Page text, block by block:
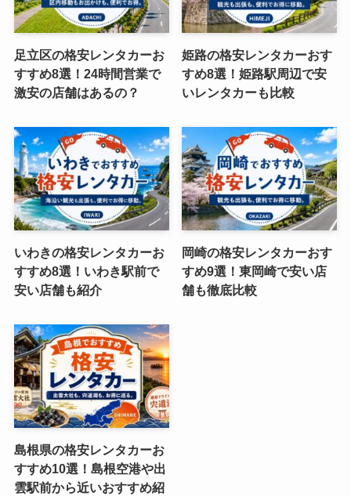
足立区の格安レンタカーお
すすめ8選！24時間営業で
激安の店舗はあるの？
姫路の格安レンタカーおす
すめ8選！姫路駅周辺で安
いレンタカーも比較
いわきの格安レンタカーお
すすめ8選！いわき駅前で
安い店舗も紹介
岡崎の格安レンタカーおす
すめ9選！東岡崎で安い店
舗も徹底比較
島根県の格安レンタカーお
すすめ10選！島根空港や出
雲駅前から近いおすすめ紹